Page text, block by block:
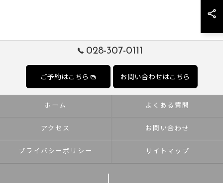
028-307-0111
ご予約はこちら お問い合わせはこちら
ホーム よくある質問
アクセス お問い合わせ
プライバシーポリシー サイトマップ